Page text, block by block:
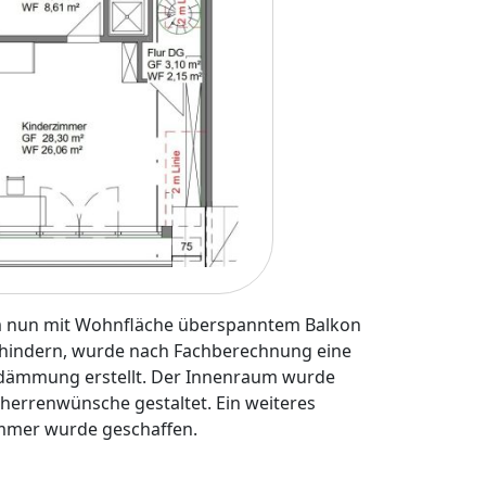
mit Wohnfläche überspanntem Balkon
wurde nach Fachberechnung eine
erstellt. Der Innenraum wurde
gestaltet. Ein weiteres
wurde geschaffen.